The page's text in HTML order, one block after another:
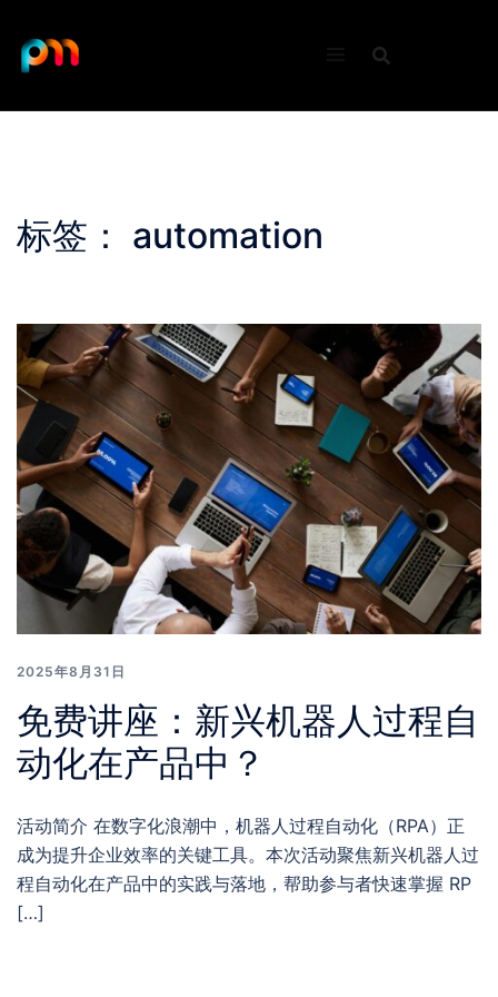
content
标签： automation
2025年8月31日
免费讲座：新兴机器人过程自
动化在产品中？
活动简介 在数字化浪潮中，机器人过程自动化（RPA）正
成为提升企业效率的关键工具。本次活动聚焦新兴机器人过
程自动化在产品中的实践与落地，帮助参与者快速掌握 RP
[…]